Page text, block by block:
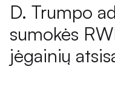
D. Trumpo
sumokės
jėgainių